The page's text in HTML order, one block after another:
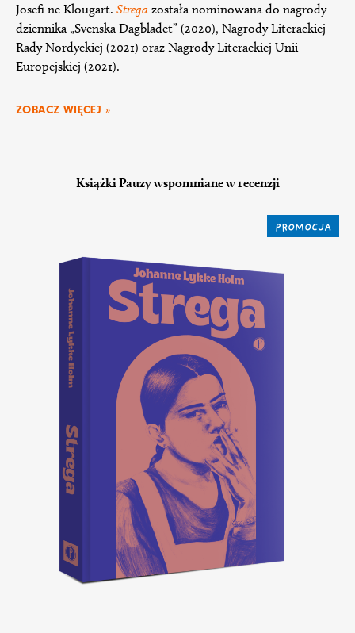
Josefi ne Klougart. Strega została nominowana do nagrody
dziennika „Svenska Dagbladet” (2020), Nagrody Literackiej
Rady Nordyckiej (2021) oraz Nagrody Literackiej Unii
Europejskiej (2021).
ZOBACZ WIĘCEJ »
Książki Pauzy wspomniane w recenzji
PROMOCJA